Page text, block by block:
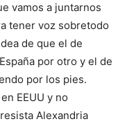
vamos a juntarnos
tener voz sobretodo
de que el de
por otro y el de
por los pies.
EEUU y no
Alexandria